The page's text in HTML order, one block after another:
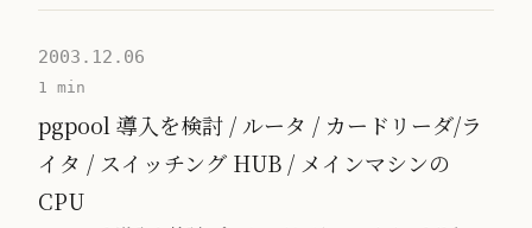
2003.12.06
1 min
pgpool 導入を検討 / ルータ / カードリーダ/ラ
イタ / スイッチング HUB / メインマシンの
CPU